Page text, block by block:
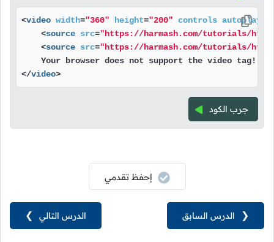
<video width="360" height="200" controls autoplay
<source src="https://harmash.com/tutorials/html/
<source src="https://harmash.com/tutorials/
</video>
جرب الكود
الدرس التالي ❯
إحفظ تقدمي
❮ الدرس السابق